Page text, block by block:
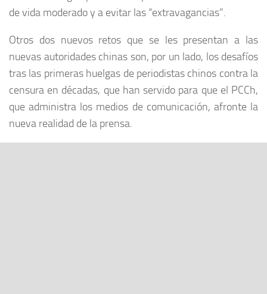
de vida moderado y a evitar las “extravagancias”.
Otros dos nuevos retos que se les presentan a las
nuevas autoridades chinas son, por un lado, los desafíos
tras las primeras huelgas de periodistas chinos contra la
censura en décadas, que han servido para que el PCCh,
que administra los medios de comunicación, afronte la
nueva realidad de la prensa.